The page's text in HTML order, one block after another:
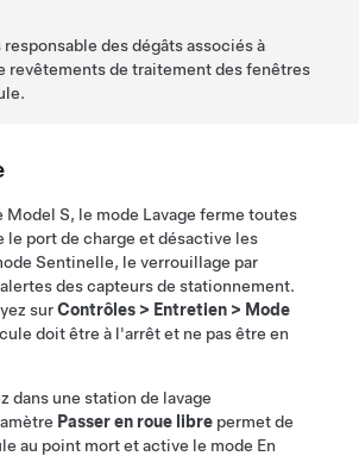
responsable des dégâts associés à
revêtements de traitement des fenêtres
Model S, le mode Lavage ferme toutes
le port de charge et désactive les
Sentinelle, le verrouillage par
des capteurs de stationnement.
surContrôles > Entretien > Mode
doit être à l'arrêt et ne pas être en
dans une station de lavage
Passer en roue libre permet de
au point mort et active le mode En